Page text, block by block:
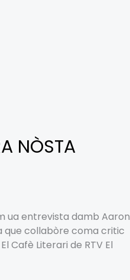
NÒSTA
ua entrevista damb Aaron
que collabòre coma critic
Cafè Literari de RTV El